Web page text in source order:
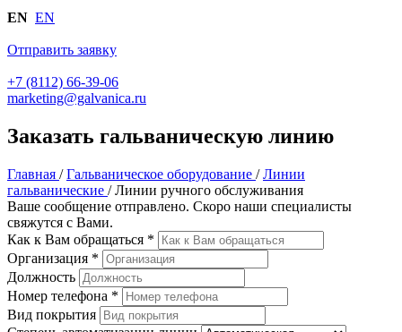
EN EN
Отправить заявку
+7 (8112) 66-39-06
marketing@galvanica.ru
Заказать гальваническую линию
Главная / Гальваническое оборудование / Линии
гальванические / Линии ручного обслуживания
Ваше сообщение отправлено. Скоро наши специалисты
свяжутся с Вами.
Как к Вам обращаться *
Организация *
Должность
Номер телефона *
Вид покрытия